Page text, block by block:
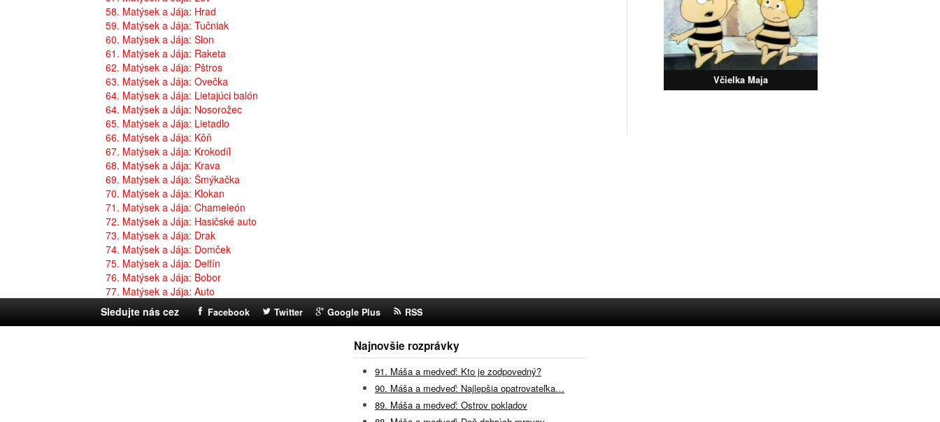
58. Matýsek a Jája: Hrad
59. Matýsek a Jája: Tučniak
60. Matýsek a Jája: Slon
61. Matýsek a Jája: Raketa
62. Matýsek a Jája: Pštros
63. Matýsek a Jája: Ovečka
64. Matýsek a Jája: Lietajúci balón
64. Matýsek a Jája: Nosorožec
65. Matýsek a Jája: Lietadlo
66. Matýsek a Jája: Kôň
67. Matýsek a Jája: Krokodíl
68. Matýsek a Jája: Krava
69. Matýsek a Jája: Šmýkačka
70. Matýsek a Jája: Klokan
71. Matýsek a Jája: Chameleón
72. Matýsek a Jája: Hasičské auto
73. Matýsek a Jája: Drak
74. Matýsek a Jája: Domček
75. Matýsek a Jája: Delfín
76. Matýsek a Jája: Bobor
77. Matýsek a Jája: Auto
Včielka Maja
Sledujte nás cez Facebook Twitter Google Plus RSS
Najnovšie rozprávky
91. Máša a medveď: Kto je zodpovedný?
90. Máša a medveď: Najlepšia opatrovateľka…
89. Máša a medveď: Ostrov pokladov